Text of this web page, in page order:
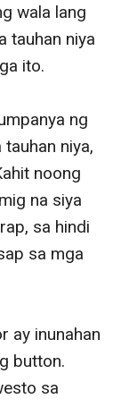
wala lang
tauhan niya
ito.
ng
niya,
noong
na siya
sa hindi
sa mga
ay inunahan
button.
sa